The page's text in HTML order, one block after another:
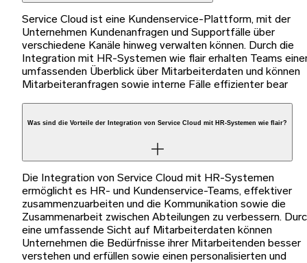
Service Cloud ist eine Kundenservice-Plattform, mit der
Unternehmen Kundenanfragen und Supportfälle über
verschiedene Kanäle hinweg verwalten können. Durch die
Integration mit HR-Systemen wie flair erhalten Teams
umfassenden Überblick über Mitarbeiterdaten und können
Mitarbeiteranfragen sowie interne Fälle effizienter bear
Was sind die Vorteile der Integration von Service Cloud mit HR-Systemen wie flair?
Die Integration von Service Cloud mit HR-Systemen
ermöglicht es HR- und Kundenservice-Teams, effektiver
zusammenzuarbeiten und die Kommunikation sowie die
Zusammenarbeit zwischen Abteilungen zu verbessern.
eine umfassende Sicht auf Mitarbeiterdaten können
Unternehmen die Bedürfnisse ihrer Mitarbeitenden besser
verstehen und erfüllen sowie einen personalisierten und